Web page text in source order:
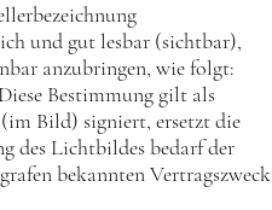
und gut lesbar (sichtbar),
anzubringen, wie folgt:
Bestimmung gilt als
Bild) signiert, ersetzt die
des Lichtbildes bedarf der
bekannten Vertragszweck